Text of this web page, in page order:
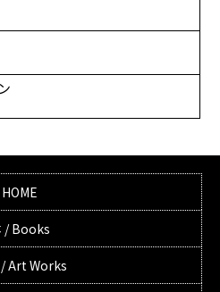
HOME
/ Books
Art Works